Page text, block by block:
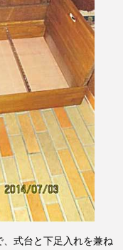
式台と下足入れを兼ね